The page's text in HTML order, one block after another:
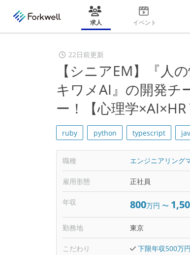
求人 イベント
22日前更新
【シニアEM】『人
キワメAI』の開発チ
ー！【心理学
ruby python typescript
職種 エンジニアリング
雇用形態 正社員
年収 800万円 〜
勤務地 東京
こだわり 下限年収500万